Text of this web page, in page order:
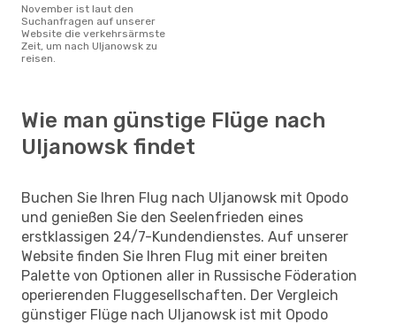
November ist laut den
Suchanfragen auf unserer
Website die verkehrsärmste
Zeit, um nach Uljanowsk zu
reisen.
Wie man günstige Flüge nach
Uljanowsk findet
Buchen Sie Ihren Flug nach Uljanowsk mit Opodo
und genießen Sie den Seelenfrieden eines
erstklassigen 24/7-Kundendienstes. Auf unserer
Website finden Sie Ihren Flug mit einer breiten
Palette von Optionen aller in Russische Föderation
operierenden Fluggesellschaften. Der Vergleich
günstiger Flüge nach Uljanowsk ist mit Opodo